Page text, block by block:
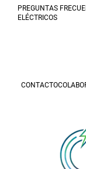
PREGUNTAS
ELÉCTRICOS
CONTACTO